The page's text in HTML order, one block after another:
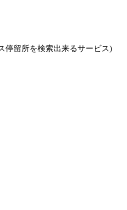
停留所を検索出来るサービス)